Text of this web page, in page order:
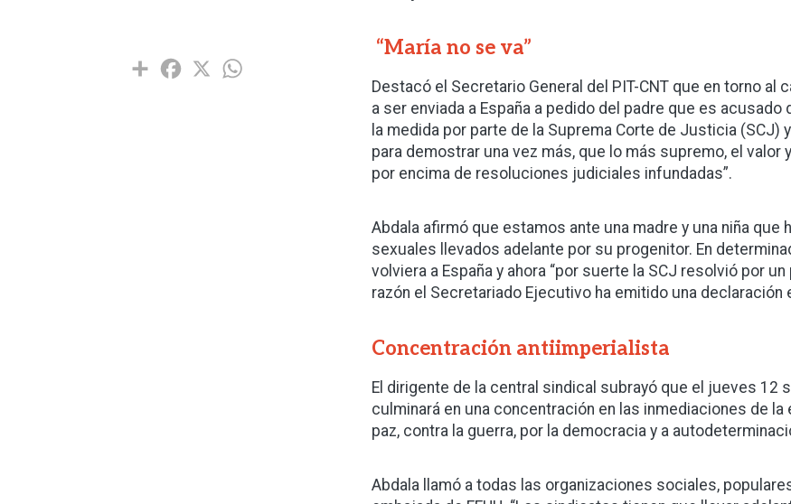
Share Facebook
X
“María no se va”
Destacó el Secretario General del PIT-CNT que en torno al
a ser enviada a España a pedido del padre que es
la medida por parte de la Suprema Corte de Justicia (SCJ)
para demostrar una vez más, que lo más supremo, el valor
por encima de resoluciones judiciales infundadas”.
Abdala afirmó que estamos ante una madre y una niña
sexuales llevados adelante por su progenitor. En
volviera a España y ahora “por suerte la SCJ resolvió por
razón el Secretariado Ejecutivo ha emitido una declaración
Concentración antiimperialista
El dirigente de la central sindical subrayó que el jueves 12
culminará en una concentración en las inmediaciones de la
paz, contra la guerra, por la democracia y a
Abdala llamó a todas las organizaciones sociales,